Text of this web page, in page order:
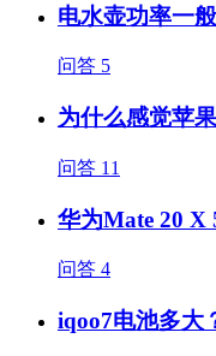
电水壶功率一
问答 5
为什么感觉苹
问答 11
华为Mate 20 X
问答 4
iqoo7电池多大